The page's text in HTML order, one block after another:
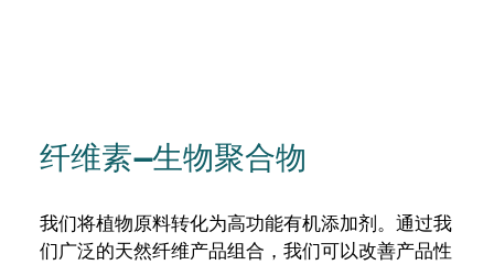
纤维素--生物聚合物
我们将植物原料转化为高功能有机添加剂。通过我
们广泛的天然纤维产品组合，我们可以改善产品性